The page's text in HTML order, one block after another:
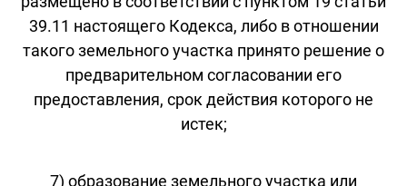
39.11 настоящего Кодекса, либо в отношении
такого земельного участка принято решение о
предварительном согласовании его
предоставления, срок действия которого не
истек;
7) образование земельного участка или